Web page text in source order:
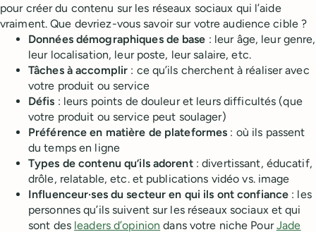
pour créer du contenu sur les réseaux sociaux qui l’aide
vraiment. Que devriez-vous savoir sur votre audience cible ?
Données démographiques de base : leur âge, leur genre,
leur localisation, leur poste, leur salaire, etc.
Tâches à accomplir : ce qu’ils cherchent à réaliser avec
votre produit ou service
Défis : leurs points de douleur et leurs difficultés (que
votre produit ou service peut soulager)
Préférence en matière de plateformes : où ils passent
du temps en ligne
Types de contenu qu’ils adorent: divertissant, éducatif,
drôle, relatable, etc. et publications vidéo vs. image
Influenceur·ses du secteur en qui ils ont confiance : les
personnes qu’ils suivent sur les réseaux sociaux et qui
sont des leaders d’opinion dans votre niche PourJade